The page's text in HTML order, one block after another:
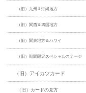
（旧）九州＆沖縄地方
（旧）関西＆四国地方
（旧）関東地方＆ハワイ
（旧）期間限定スペシャルステージ
（旧）アイカツカード
（旧）カードの見方